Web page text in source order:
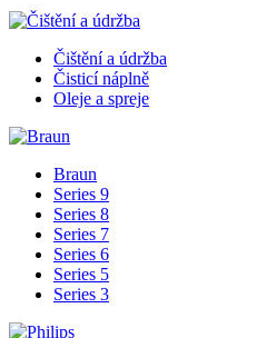
Čištění a údržba
Čisticí náplně
Oleje a spreje
Braun
Series 9
Series 8
Series 7
Series 6
Series 5
Series 3